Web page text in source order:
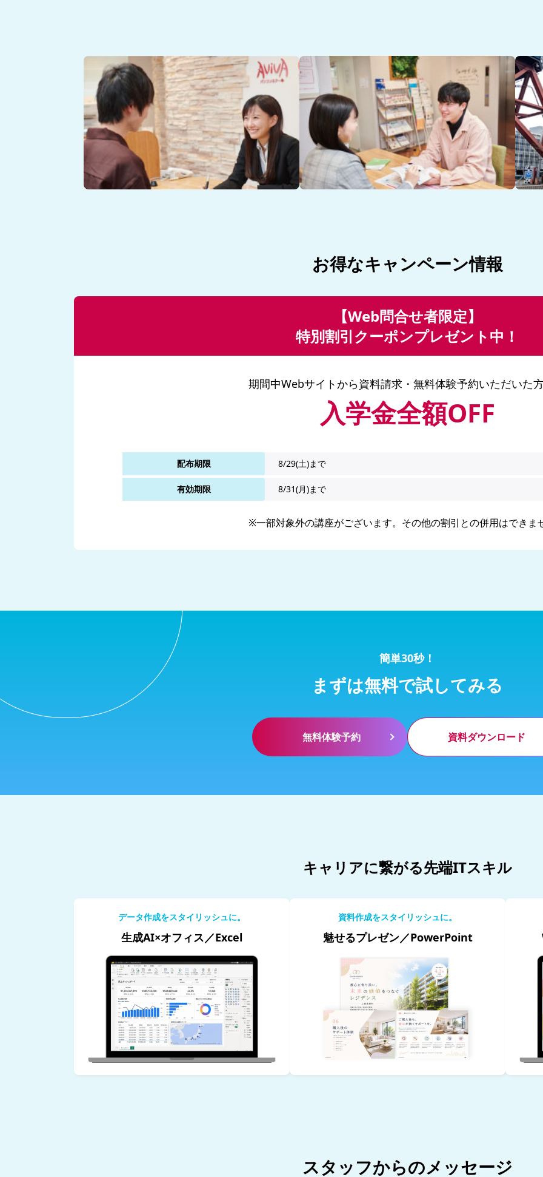
お得なキャンペーン情報
【Web問合せ者限定】
特別割引クーポンプレゼント中！
期間中Webサイトから資料請求・無料体験予約いただいた方
入学金全額OFF
配布期限 8/29(土)まで
有効期限 8/31(月)まで
※一部対象外の講座がございます。その他の割引との併用はできま
簡単30秒！
まずは無料で試してみる
無料体験予約 資料ダウンロード
キャリアに繋がる先端ITスキル
データ作成をスタイリッシュに。
生成AI×オフィス／Excel
資料作成をスタイリッシュに。
魅せるプレゼン／PowerPoint
スタッフからのメッセージ